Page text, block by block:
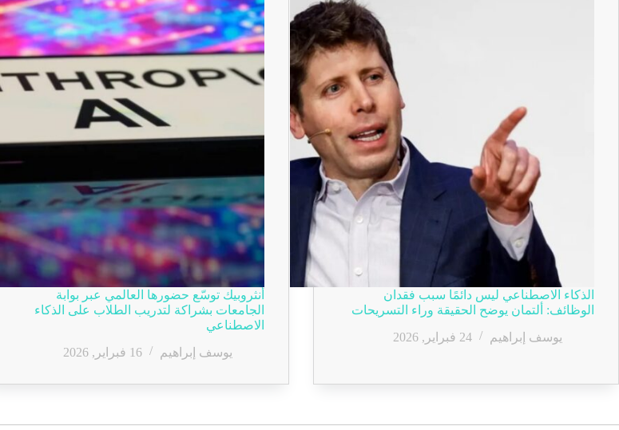
الذكاء الاصطناعي ليس دائمًا سبب فقدان
الوظائف: ألتمان يوضح الحقيقة وراء التسريحات
يوسف إبراهيم
24 فبراير, 2026
أنثروبيك توسّع حضورها العالمي عبر بوابة
الجامعات بشراكة لتدريب الطلاب على الذكاء
الاصطناعي
يوسف إبراهيم
16 فبراير, 2026